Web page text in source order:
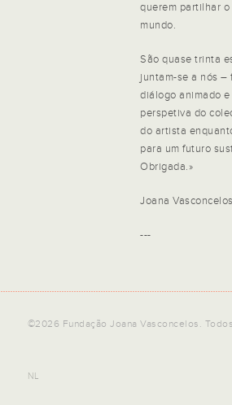
querem partilhar
mundo.
São quase trinta
juntam-se a nós
diálogo animado
perspetiva do
do artista
para um futuro
Obrigada.»
Joana Vasconcelos
---
©2026 Fundação Joana Vasconcelos.
NL